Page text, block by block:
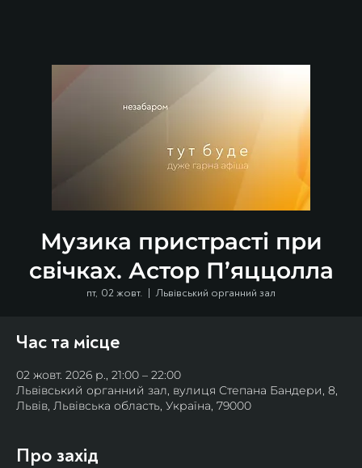
Музика пристрасті при
свічках. Астор П’яццолла
пт, 02 жовт.
  |
Львівський органний зал
Час та місце
02 жовт. 2026 р., 21:00 – 22:00
Львівський органний зал, вулиця Степана Бандери, 8,
Львів, Львівська область, Україна, 79000
Про захід